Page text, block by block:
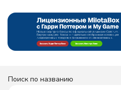
Поиск по названию